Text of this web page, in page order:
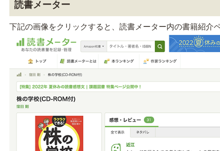
読書メーター
下記の画像をクリックすると、読書メーター内の書籍紹介